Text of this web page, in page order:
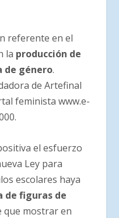
referente en el
la producción de
de género.
de Artefinal
feminista www.e-
el esfuerzo
Ley para
escolares haya
de figuras de
que mostrar en